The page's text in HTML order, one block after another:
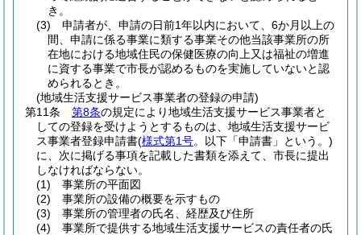
き。
(3)
申請者が、申請の日前1年以内において、6か月以上の
間、申請に係る事業に類する事業その他当該事業所の所
在地における地域住民の保健医療の向上又は福祉の増進
に資する事業で市長が認めるものを実施していないと認
められるとき。
(地域生活支援サービス事業者の登録の申請)
第11条
第8条の規定により地域生活支援サービス事業者と
しての登録を受けようとするものは、地域生活支援サービ
ス事業者登録申請書(様式第1号。以下「申請書」という。)
に、次に掲げる事項を記載した書類を添えて、市長に提出
しなければならない。
(1)
事業所の平面図
(2)
事業所の設備の概要を示すもの
(3)
事業所の管理者の氏名、経歴及び住所
(4)
事業所で提供する地域生活支援サービスの責任者の氏